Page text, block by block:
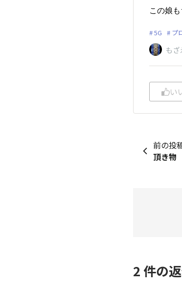
この娘も
5G プ
もざ
い
前の投
頂き物
2 件の